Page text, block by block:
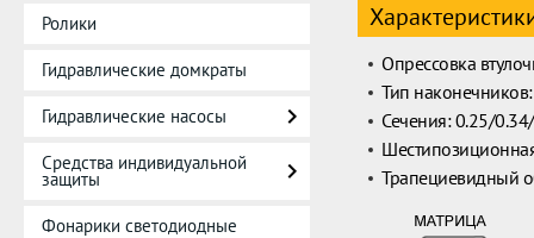
Ролики
Гидравлические домкраты
Гидравлические насосы
Средства индивидуальной
защиты
Фонарики светодиодные
Опрессовка
Тип
Сечения: 0.25/
Трапециевидный